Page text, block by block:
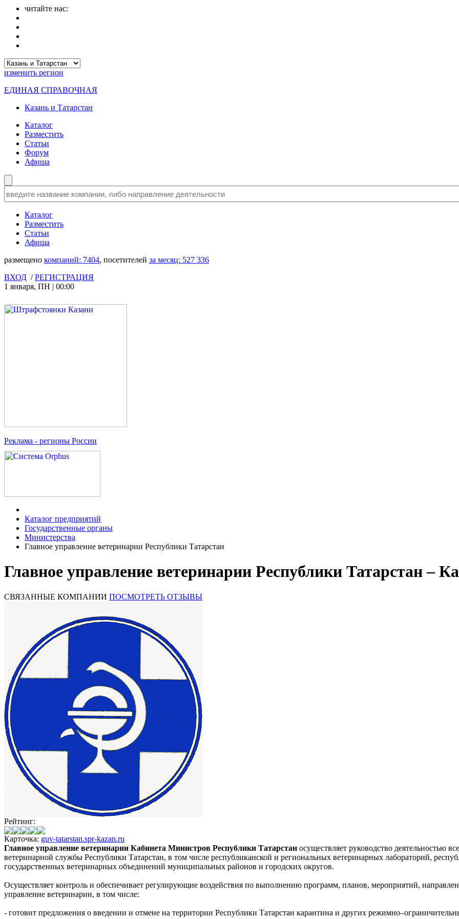
читайте нас:
изменить регион
ЕДИНАЯ СПРАВОЧНАЯ
Казань и Татарстан
Каталог
Разместить
Статьи
Форум
Афиша
Каталог
Разместить
Статьи
Афиша
размещено компаний: 7404, посетителей за месяц: 527 336
ВХОД /РЕГИСТРАЦИЯ
1 января, ПН | 00:00
Реклама - регионы России
Каталог предприятий
Государственные органы
Министерства
Главное управление ветеринарии Республики Татарстан
Главное управление ветеринарии Республики Татарстан –
СВЯЗАННЫЕ КОМПАНИИ ПОСМОТРЕТЬ ОТЗЫВЫ
Рейтинг:
Карточка: guv-tatarstan.spr-kazan.ru
Главное управление ветеринарии Кабинета Министров Республики Татарстан осуществляет руководство деятельностью
ветеринарной службы Республики Татарстан, в том числе республиканской и региональных ветеринарных лабораторий,
государственных ветеринарных объединений муниципальных районов и городских округов.
Осуществляет контроль и обеспечивает регулирующие воздействия по выполнению программ, планов, мероприятий,
управление ветеринарии, в том числе:
- готовит предложения о введении и отмене на территории Республики Татарстан карантина и других